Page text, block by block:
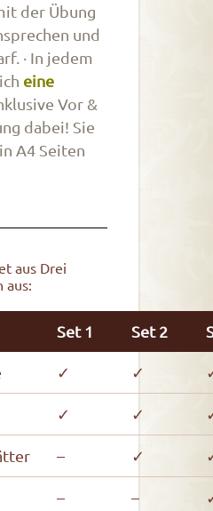
der Übung
und
· In jedem
eine
Vor &
dabei! Sie
A4 Seiten
aus Drei
aus:
Set 1 Set 2
✓ ✓
✓ ✓
– ✓
– –